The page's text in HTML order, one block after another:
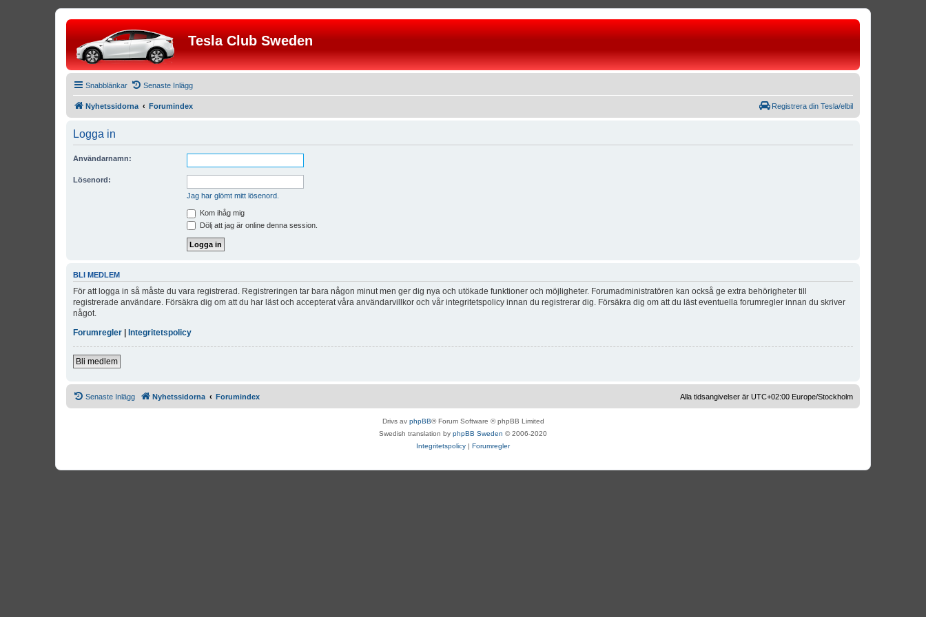
Tesla Club Sweden
Snabblänkar Senaste Inlägg
Nyhetssidorna Forumindex Registrera din Tesla/elbil
Logga in
Användarnamn:
Lösenord:
Jag har glömt mitt lösenord.
Kom ihåg mig
Dölj att jag är online denna session.
BLI MEDLEM
För att logga in så måste du vara registrerad. Registreringen tar bara någon minut men ger dig nya och utökade funktioner och möjligheter. Forumadministratören kan också ge extra behörigheter till
registrerade användare. Försäkra dig om att du har läst och accepterat våra användarvillkor och vår integritetspolicy innan du registrerar dig. Försäkra dig om att du läst eventuella forumregler innan du skriver
något.
Forumregler | Integritetspolicy
Bli medlem
Senaste Inlägg Nyhetssidorna Forumindex Alla tidsangivelser är UTC+02:00 Europe/Stockholm
Drivs av phpBB® Forum Software © phpBB Limited
Swedish translation by phpBB Sweden © 2006-2020
Integritetspolicy | Forumregler